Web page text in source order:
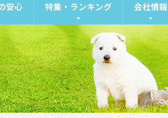
安心 特集・ランキング 会社情報